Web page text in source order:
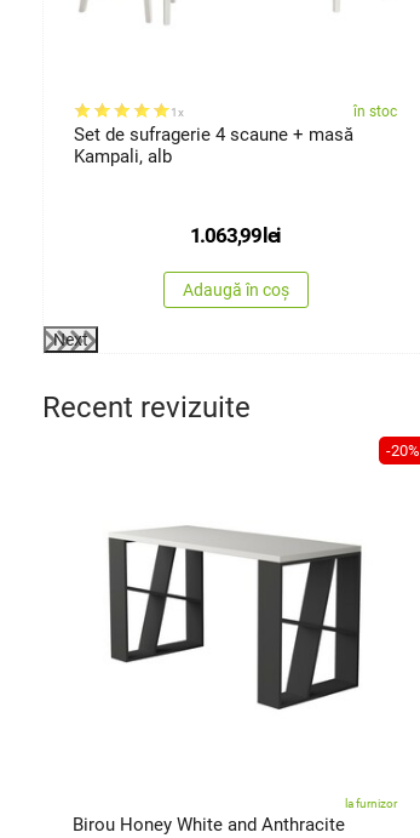
1x în stoc
Set de sufragerie 4 scaune + masă
Kampali, alb
1.063,99lei
Adaugă în coș
Next
Recent revizuite
-20%
la furnizor
Birou Honey White and Anthracite